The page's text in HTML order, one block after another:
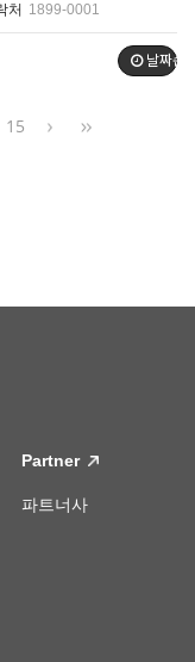
처 1899-0001
날짜순
15
Partner
파트너사